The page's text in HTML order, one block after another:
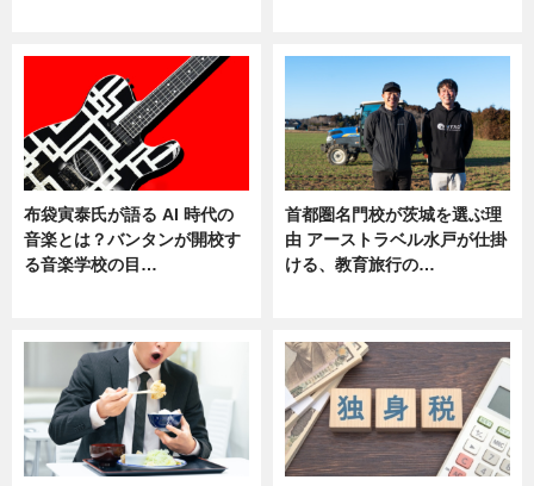
布袋寅泰氏が語る AI 時代の
音楽とは？バンタンが開校す
る音楽学校の目…
首都圏名門校が茨城を選ぶ理
由 アーストラベル水戸が仕掛
ける、教育旅行の…